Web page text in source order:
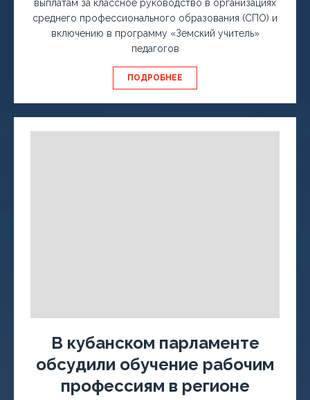
выплатам за классное руководство в организациях
среднего профессионального образования (СПО) и
включению в программу «Земский учитель»
педагогов
ПОДРОБНЕЕ
В кубанском парламенте
обсудили обучение рабочим
профессиям в регионе